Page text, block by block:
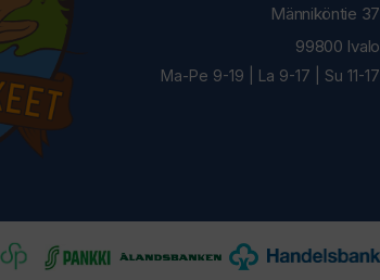
Männiköntie 37
99800 Ivalo
Ma-Pe 9-19 | La 9-17 | Su 11-17